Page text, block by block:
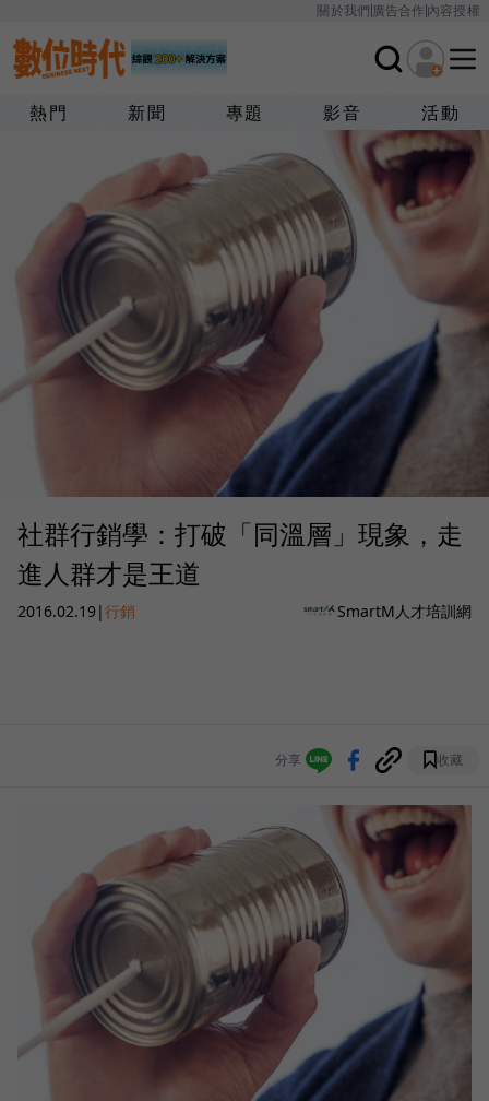
關於我們廣告合作內容授權
熱門 新聞 專題 影音 活動
社群行銷學：打破「同溫層」現象，走
進人群才是王道
2016.02.19|行銷 SmartM人才培訓網
分享 收藏